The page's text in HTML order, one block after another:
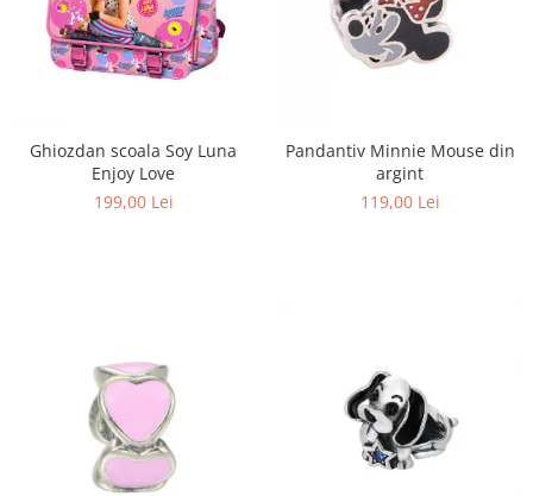
Ghiozdan scoala Soy Luna
Enjoy Love
199,00 Lei
Pandantiv Minnie Mouse din
argint
119,00 Lei